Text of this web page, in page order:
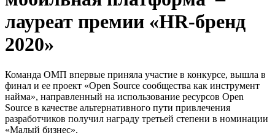
лауреат премии «HR-бренд
2020»
Команда ОМП впервые приняла участие в конкурсе, вышла в
финал и ее проект «Open Source сообщества как инструмент
найма», направленный на использование ресурсов Open
Source в качестве альтернативного пути привлечения
разработчиков получил награду третьей степени в номинации
«‎Малый бизнес».